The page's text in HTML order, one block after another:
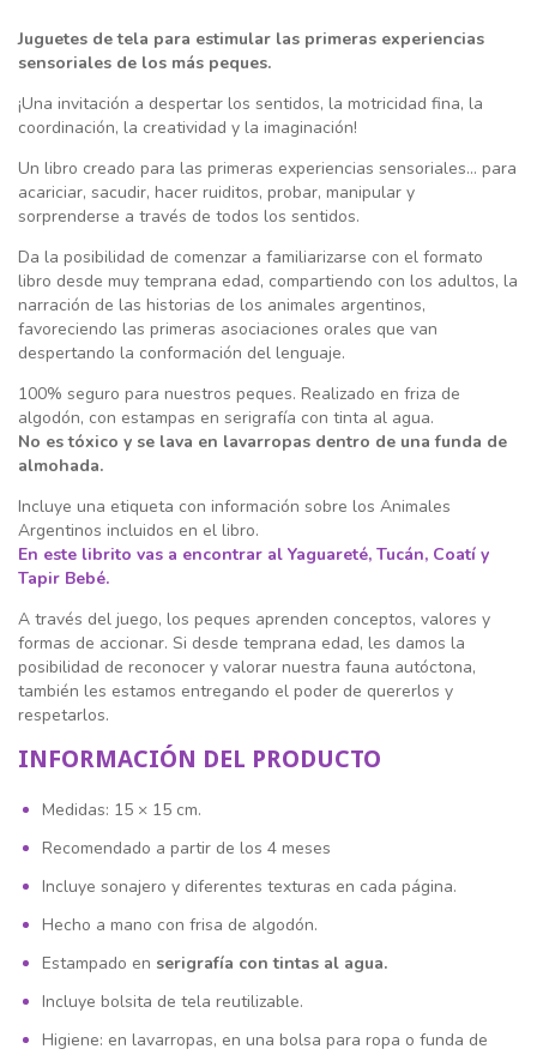
Juguetes de tela para estimular las primeras experiencias
sensoriales de los más peques.
¡Una invitación a despertar los sentidos, la motricidad fina, la
coordinación, la creatividad y la imaginación!
Un libro creado para las primeras experiencias sensoriales… para
acariciar, sacudir, hacer ruiditos, probar, manipular y
sorprenderse a través de todos los sentidos.
Da la posibilidad de comenzar a familiarizarse con el formato
libro desde muy temprana edad, compartiendo con los adultos, la
narración de las historias de los animales argentinos,
favoreciendo las primeras asociaciones orales que van
despertando la conformación del lenguaje.
100% seguro para nuestros peques. Realizado en friza de
algodón, con estampas en serigrafía con tinta al agua.
No es tóxico y se lava en lavarropas dentro de una funda de
almohada.
Incluye una etiqueta con información sobre los Animales
Argentinos incluidos en el libro.
En este librito vas a encontrar al Yaguareté, Tucán, Coatí y
Tapir Bebé.
A través del juego, los peques aprenden conceptos, valores y
formas de accionar. Si desde temprana edad, les damos la
posibilidad de reconocer y valorar nuestra fauna autóctona,
también les estamos entregando el poder de quererlos y
respetarlos.
INFORMACIÓN DEL PRODUCTO
Medidas: 15 × 15 cm.
Recomendado a partir de los 4 meses
Incluye sonajero y diferentes texturas en cada página.
Hecho a mano con frisa de algodón.
Estampado en serigrafía con tintas al agua.
Incluye bolsita de tela reutilizable.
Higiene: en lavarropas, en una bolsa para ropa o funda de